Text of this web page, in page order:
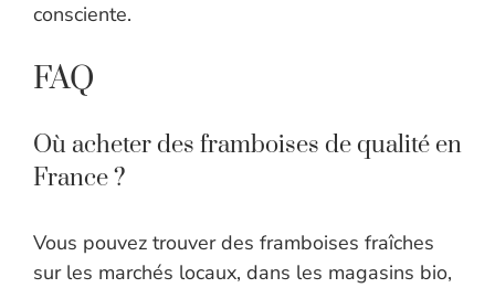
consciente.
FAQ
Où acheter des framboises de qualité en
France ?
Vous pouvez trouver des framboises fraîches
sur les marchés locaux, dans les magasins bio,